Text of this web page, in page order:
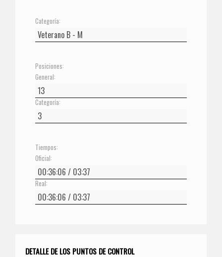
Categoría:
Posiciones:
General:
Categoría:
Tiempos:
Oficial:
Real:
DETALLE DE LOS PUNTOS DE CONTROL